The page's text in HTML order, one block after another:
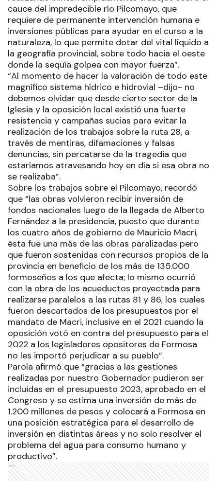
cauce del impredecible río Pilcomayo, que
requiere de permanente intervención humana e
inversiones públicas para ayudar en el curso a la
naturaleza, lo que permite dotar del vital líquido a
la geografía provincial, sobre todo hacia el oeste
donde la sequía golpea con mayor fuerza”.
“Al momento de hacer la valoración de todo este
magnífico sistema hídrico e hidrovial –dijo- no
debemos olvidar que desde cierto sector de la
Iglesia y la oposición local existió una fuerte
resistencia y campañas sucias para evitar la
realización de los trabajos sobre la ruta 28, a
través de mentiras, difamaciones y falsas
denuncias, sin percatarse de la tragedia que
estaríamos atravesando hoy en día si esa obra no
se realizaba”.
Sobre los trabajos sobre el Pilcomayo, recordó
que “las obras volvieron recibir inversión de
fondos nacionales luego de la llegada de Alberto
Fernández a la presidencia, puesto que durante
los cuatro años de gobierno de Mauricio Macri,
ésta fue una más de las obras paralizadas pero
que fueron sostenidas con recursos propios de la
provincia en beneficio de los más de 135.000
formoseños a los que afecta; lo mismo ocurrió
con la obra de los acueductos proyectada para
realizarse paralelos a las rutas 81 y 86, los cuales
fueron descartados de los presupuestos por el
mandato de Macri, inclusive en el 2021 cuando la
oposición votó en contra del presupuesto para el
2022 a los legisladores opositores de Formosa
no les importó perjudicar a su pueblo”.
Parola afirmó que “gracias a las gestiones
realizadas por nuestro Gobernador pudieron ser
incluidas en el presupuesto 2023, aprobado en el
Congreso y se estima una inversión de más de
1.200 millones de pesos y colocará a Formosa en
una posición estratégica para el desarrollo de
inversión en distintas áreas y no solo resolver el
problema del agua para consumo humano y
productivo”.
Ads